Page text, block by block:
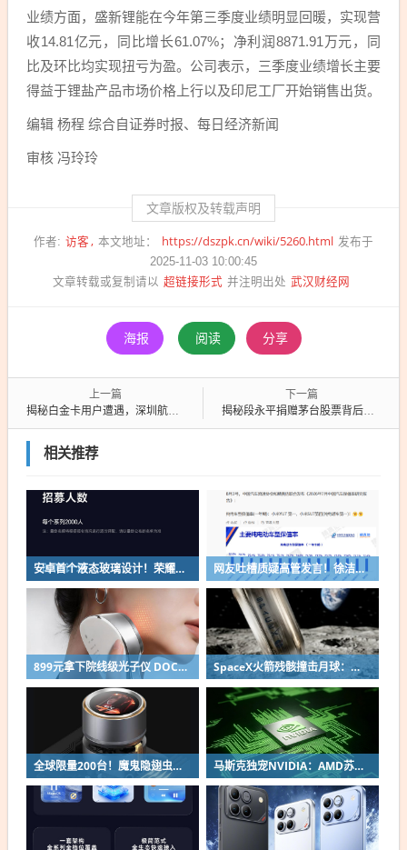
业绩方面，盛新锂能在今年第三季度业绩明显回暖，实现营
收14.81亿元，同比增长61.07%；净利润8871.91万元，同
比及环比均实现扭亏为盈。公司表示，三季度业绩增长主要
得益于锂盐产品市场价格上行以及印尼工厂开始销售出货。
编辑 杨程 综合自证券时报、每日经济新闻
审核 冯玲玲
文章版权及转载声明
作者: 访客 本文地址： https://dszpk.cn/wiki/5260.html 发布于
2025-11-03 10:00:45
文章转载或复制请以 超链接形式 并注明出处 武汉财经网
海报 阅读 分享
上一篇
揭秘白金卡用户遭遇，深圳航空改签遭遇战，等待无果竟遭罚站？
下一篇
揭秘段永平捐赠茅台股票背后的深意，价值千万回馈，分红回馈社会还是商业策略？
相关推荐
安卓首个液态玻璃设计！荣耀MagicOS 11内测招募开启：17款机型首批升级 网友吐槽质疑高管发言！徐洁云回应“孩go”言论争议：是小米用户宠物名
899元拿下院线级光子仪 DOCO童颜超光炮小米有品众筹上线 SpaceX火箭残骸撞击月球：留下直径约30米巨坑
全球限量200台！魔鬼隐翅虫欧米伽L36 Ultra液冷预售：可动冷头售2999元 马斯克独宠NVIDIA：AMD苏姿丰淡定回应